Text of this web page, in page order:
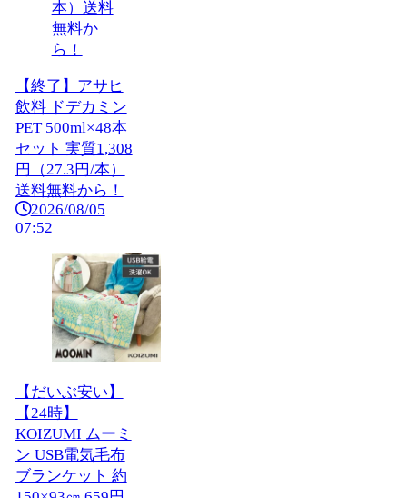
【終了】アサヒ
飲料 ドデカミン
PET 500ml×48本
セット 実質1,308
円（27.3円/本）
送料無料から！
2026/08/05
07:52
【だいぶ安い】
【24時】
KOIZUMI ムーミ
ン USB電気毛布
ブランケット 約